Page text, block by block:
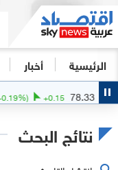
الرئيسية أخبار
+
(+ 0.19%) الفضة
نتائج البحث